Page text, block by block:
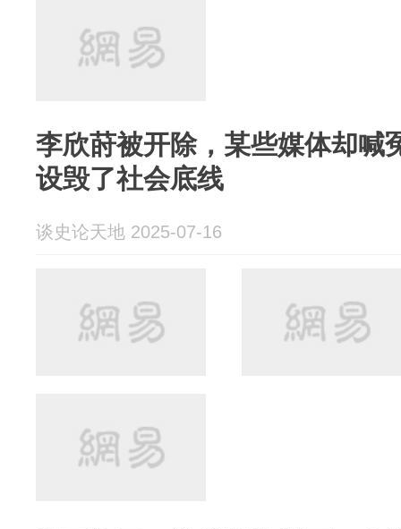
李欣莳被开除，某些媒体却喊
设毁了社会底线
谈史论天地 2025-07-16